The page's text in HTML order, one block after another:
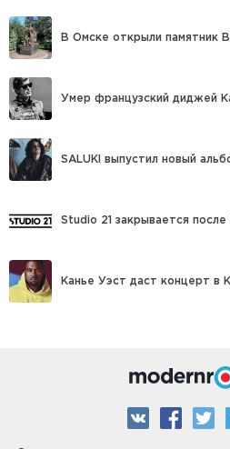
В Омске открыли памятник
Умер французский диджей
SALUKI выпустил новый
Studio 21 закрывается
Канье Уэст даст концерт в